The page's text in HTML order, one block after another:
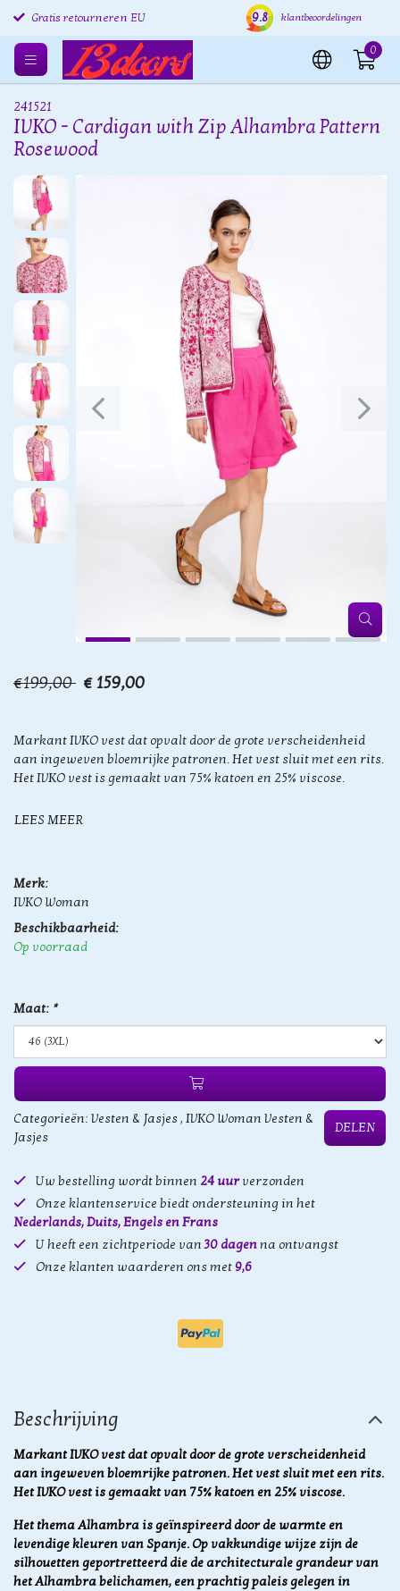
Gratis retourneren EU Verzending binnen 24 uur
9.8 klantbeoordelingen
0
241521
IVKO - Cardigan with Zip Alhambra Pattern
Rosewood
€199,00 € 159,00
Markant IVKO vest dat opvalt door de grote verscheidenheid
aan ingeweven bloemrijke patronen. Het vest sluit met een rits.
Het IVKO vest is gemaakt van 75% katoen en 25% viscose.
LEES MEER
Merk:
IVKO Woman
Beschikbaarheid:
Op voorraad
Maat: *
Categorieën: Vesten & Jasjes, IVKO Woman Vesten &
Jasjes
DELEN
Uw bestelling wordt binnen 24 uurverzonden
Onze klantenservice biedt ondersteuning in het
Nederlands, Duits, Engels en Frans
U heeft een zichtperiode van30 dagenna ontvangst
Onze klanten waarderen ons met 9,6
Beschrijving
Markant IVKO vest dat opvalt door de grote verscheidenheid
aan ingeweven bloemrijke patronen. Het vest sluit met een rits.
Het IVKO vest is gemaakt van 75% katoen en 25% viscose.
Het thema Alhambra is geïnspireerd door de warmte en
levendige kleuren van Spanje. Op vakkundige wijze zijn de
silhouetten geportretteerd die de architecturale grandeur van
het Alhambra belichamen, een prachtig paleis gelegen in